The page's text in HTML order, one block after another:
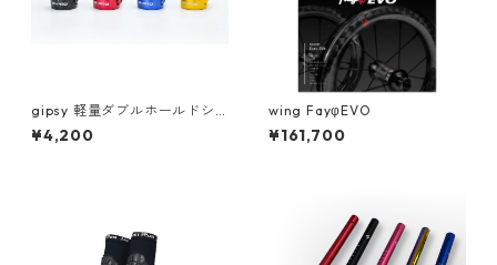
gipsy 軽量ダブルホールドシ
ートクランプ
¥4,200
wing FayφEVO
¥161,700